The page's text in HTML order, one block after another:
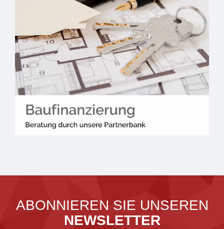
ABONNIEREN SIE UNSEREN
NEWSLETTER